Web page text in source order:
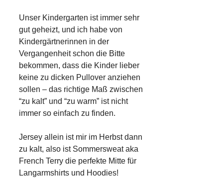
Unser Kindergarten ist immer sehr
gut geheizt, und ich habe von
Kindergärtnerinnen in der
Vergangenheit schon die Bitte
bekommen, dass die Kinder lieber
keine zu dicken Pullover anziehen
sollen – das richtige Maß zwischen
“zu kalt” und “zu warm” ist nicht
immer so einfach zu finden.
Jersey allein ist mir im Herbst dann
zu kalt, also ist Sommersweat aka
French Terry die perfekte Mitte für
Langarmshirts und Hoodies!